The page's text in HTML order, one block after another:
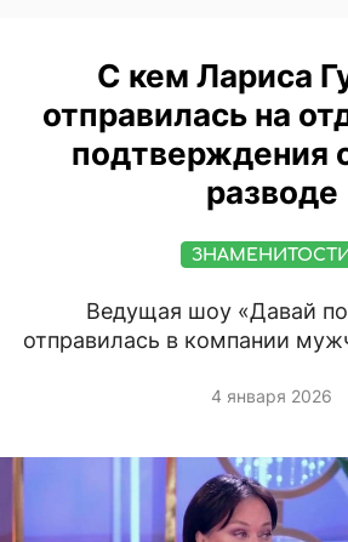
С кем Лариса
отправилась на
подтверждения
разводе
Ведущая шоу «Давай
отправилась в компании
4 января 2026